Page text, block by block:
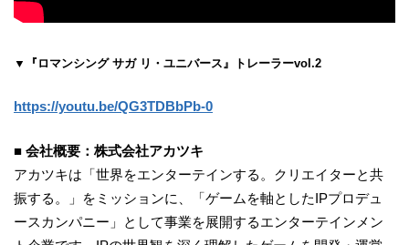
▼『ロマンシング サガ リ・ユニバース』トレーラーvol.2
https://youtu.be/QG3TDBbPb-0
■ 会社概要：株式会社アカツキ
アカツキは「世界をエンターテインする。クリエイターと共
振する。」をミッションに、「ゲームを軸としたIPプロデュ
ースカンパニー」として事業を展開するエンターテインメン